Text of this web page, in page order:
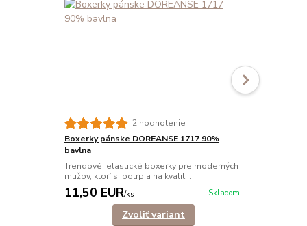
2 hodnotenie
Boxerky pánske DOREANSE 1717 90%
bavlna
Trendové, elastické boxerky pre moderných
mužov, ktorí si potrpia na kvalit...
11,50 EUR/ks Skladom
Zvoliť variant